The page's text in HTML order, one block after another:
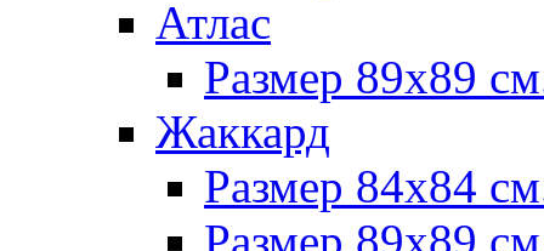
Атлас
Размер 89х89
Жаккард
Размер 84х84